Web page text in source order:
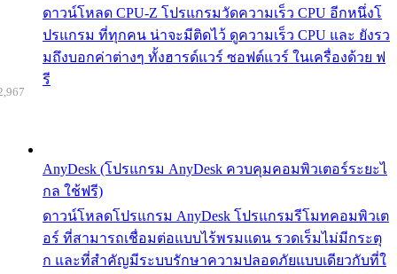
ดาวน์โหลด CPU-Z โปรแกรมวัดความเร็ว CPU อีกหนึ่งโ
ปรแกรม ที่ทุกคน น่าจะมีติดไว้ ดูความเร็ว CPU และ ยังรว
มถึงบอกค่าต่างๆ ทั้งฮารด์แวร์ ซอฟต์แวร์ ในเครื่องด้วย ฟ
รี
AnyDesk (โปรแกรม AnyDesk ควบคุมคอมพิวเตอร์ระยะไ
กล ใช้ฟรี)
ดาวน์โหลดโปรแกรม AnyDesk โปรแกรมรีโมทคอมพิวเต
อร์ ที่สามารถเชื่อมต่อแบบไร้พรมแดน รวดเร็มไม่มีกระตุ
ก และที่สำคัญมีระบบรักษาความปลอดภัยแบบเดียวกับที่ใ